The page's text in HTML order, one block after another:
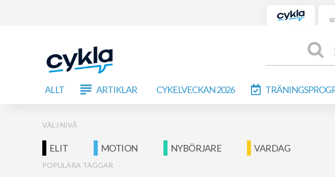
ALLT ARTIKLAR CYKELVECKAN 2026
VÄLJ NIVÅ
ELIT MOTION NYBÖRJARE VARDAG
POPULÄRA TAGGAR